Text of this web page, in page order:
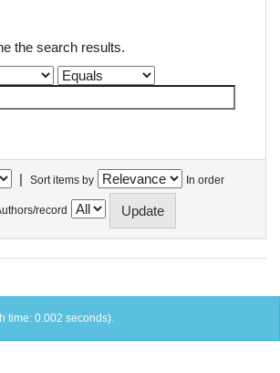
the search results.
| Sort items by In order
record
time: 0.002 seconds).